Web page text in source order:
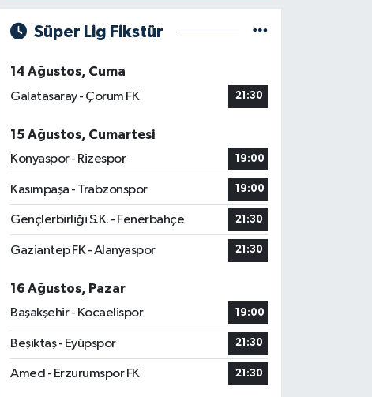
Süper Lig Fikstür
14 Ağustos, Cuma
Galatasaray - Çorum FK
21:30
15 Ağustos, Cumartesi
Konyaspor - Rizespor
19:00
Kasımpaşa - Trabzonspor 19:00
Gençlerbirliği S.K. - Fenerbahçe 21:30
Gaziantep FK - Alanyaspor 21:30
16 Ağustos, Pazar
Başakşehir - Kocaelispor
19:00
Beşiktaş - Eyüpspor 21:30
Amed - Erzurumspor FK 21:30